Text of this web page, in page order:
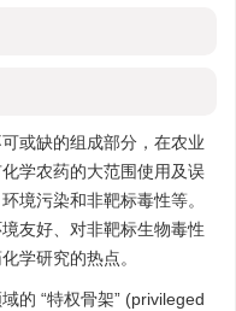
或缺的组成部分，在农业
学农药的大范围使用及误
境污染和非靶标毒性等。
友好、对非靶标生物毒性
学研究的热点。
的 “特权骨架” (privileged